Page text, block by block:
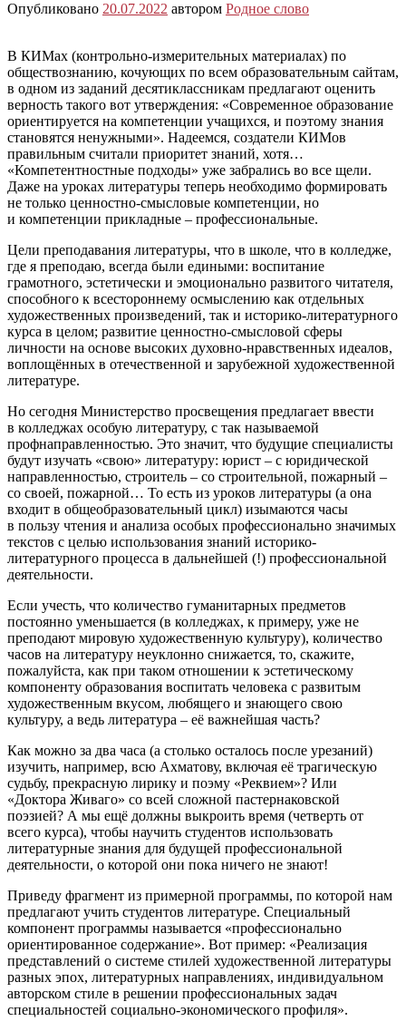
Опубликовано 20.07.2022 автором Родное слово
В КИМах (контрольно-измерительных материалах) по
обществознанию, кочующих по всем образовательным сайтам,
в одном из заданий десятиклассникам предлагают оценить
верность такого вот утверждения: «Современное образование
ориентируется на компетенции учащихся, и поэтому знания
становятся ненужными». Надеемся, создатели КИМов
правильным считали приоритет знаний, хотя…
«Компетентностные подходы» уже забрались во все щели.
Даже на уроках литературы теперь необходимо формировать
не только ценностно-смысловые компетенции, но
и компетенции прикладные – профессиональные.
Цели преподавания литературы, что в школе, что в колледже,
где я преподаю, всегда были едиными: воспитание
грамотного, эстетически и эмоционально развитого читателя,
способного к всестороннему осмыслению как отдельных
художественных произведений, так и историко-литературного
курса в целом; развитие ценностно-смысловой сферы
личности на основе высоких духовно-нравственных идеалов,
воплощённых в отечественной и зарубежной художественной
литературе.
Но сегодня Министерство просвещения предлагает ввести
в колледжах особую литературу, с так называемой
профнаправленностью. Это значит, что будущие специалисты
будут изучать «свою» литературу: юрист – с юридической
направленностью, строитель – со строительной, пожарный –
со своей, пожарной… То есть из уроков литературы (а она
входит в общеобразовательный цикл) изымаются часы
в пользу чтения и анализа особых профессионально значимых
текстов с целью использования знаний историко-
литературного процесса в дальнейшей (!) профессиональной
деятельности.
Если учесть, что количество гуманитарных предметов
постоянно уменьшается (в колледжах, к примеру, уже не
преподают мировую художественную культуру), количество
часов на литературу неуклонно снижается, то, скажите,
пожалуйста, как при таком отношении к эстетическому
компоненту образования воспитать человека с развитым
художественным вкусом, любящего и знающего свою
культуру, а ведь литература – её важнейшая часть?
Как можно за два часа (а столько осталось после урезаний)
изучить, например, всю Ахматову, включая её трагическую
судьбу, прекрасную лирику и поэму «Реквием»? Или
«Доктора Живаго» со всей сложной пастернаковской
поэзией? А мы ещё должны выкроить время (четверть от
всего курса), чтобы научить студентов использовать
литературные знания для будущей профессиональной
деятельности, о которой они пока ничего не знают!
Приведу фрагмент из примерной программы, по которой нам
предлагают учить студентов литературе. Специальный
компонент программы называется «профессионально
ориентированное содержание». Вот пример: «Реализация
представлений о системе стилей художественной литературы
разных эпох, литературных направлениях, индивидуальном
авторском стиле в решении профессиональных задач
специальностей социально-экономического профиля».